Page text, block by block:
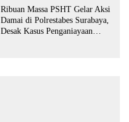
Ribuan Massa PSHT Gelar Aksi
Damai di Polrestabes Surabaya,
Desak Kasus Penganiayaan